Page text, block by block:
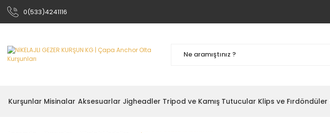
0(533)4241116
Kurşunlar Misinalar Aksesuarlar Jigheadler Tripod ve Kamış Tutucular Klips ve Fırdöndüler